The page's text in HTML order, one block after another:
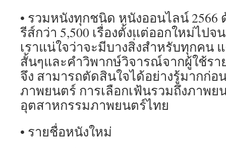
• รวมหนังทุกชนิด หนังออนไลน์
รีส์กว่า 5,500 เรื่องตั้งแต่ออกใหม่ไปจ
เราแน่ใจว่าจะมีบางสิ่งสำหรับทุกคน
สั้นๆและคำวิพากษ์วิจารณ์จากผู้ใช้ร
จึง สามารถตัดสินใจได้อย่างรู้มากก่อ
ภาพยนตร์ การเลือกเฟ้นรวมถึงภาพ
อุตสาหกรรมภาพยนตร์ไทย
• รายชื่อหนังใหม่